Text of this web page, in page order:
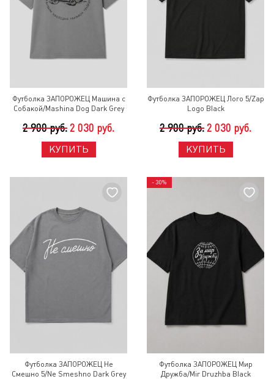
Футболка ЗАПОРОЖЕЦ Машина с
Собакой/Mashina Dog Dark Grey
2 900 руб. 2 030 руб.
КУПИТЬ
Футболка ЗАПОРОЖЕЦ Лого 5/Zap
Logo Black
2 900 руб. 2 030 руб.
КУПИТЬ
Футболка ЗАПОРОЖЕЦ Не
Смешно 5/Ne Smeshno Dark Grey
- 30%
Футболка ЗАПОРОЖЕЦ Мир
Дружба/Mir Druzhba Black